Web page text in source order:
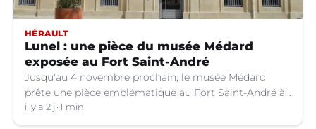
HÉRAULT
Lunel : une pièce du musée Médard
exposée au Fort Saint-André
Jusqu'au 4 novembre prochain, le musée Médard
prête une pièce emblématique au Fort Saint-André à
Villeneuve-lez-Avignon (Gard).
il y a 2 j 1 min